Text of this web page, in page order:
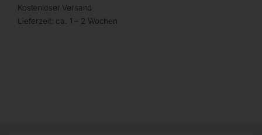
Kostenloser Versand
Lieferzeit: ca. 1 – 2 Wochen